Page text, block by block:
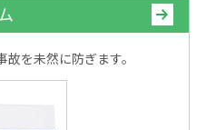
を未然に防ぎます。